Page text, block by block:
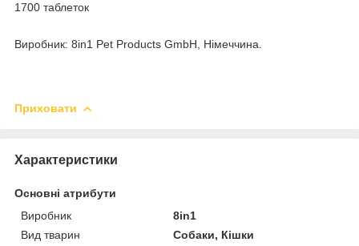
1700 таблеток
Виробник: 8in1 Pet Products GmbH, Німеччина.
Приховати
Характеристики
Основні атрибути
Виробник
8in1
Вид тварин
Собаки, Кішки